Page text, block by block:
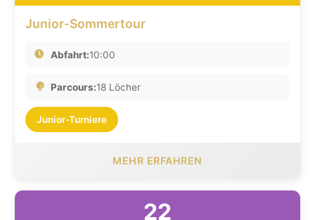
Junior-Sommertour
Abfahrt:10:00
Parcours:18 Löcher
Junior-Turniere
MEHR ERFAHREN
22